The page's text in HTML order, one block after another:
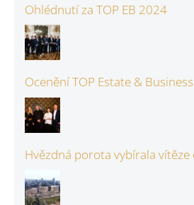
Ohlédnutí za TOP EB 2024
Ocenění TOP Estate &
Hvězdná porota vybírala vítěze